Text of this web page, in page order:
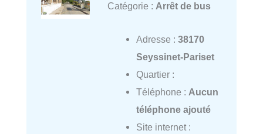
Catégorie : Arrêt de bus
Adresse : 38170
Seyssinet-Pariset
Quartier :
Téléphone : Aucun
téléphone ajouté
Site internet :